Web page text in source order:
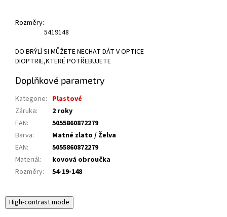
Rozměry:
5419148
DO BRÝLÍ SI MŮŽETE NECHAT DÁT V OPTICE
DIOPTRIE,KTERÉ POTŘEBUJETE
Doplňkové parametry
Kategorie: Plastové
Záruka:
2 roky
EAN:
5055860872279
Barva:
Matné zlato / Želva
EAN:
5055860872279
Materiál:
kovová obroučka
Rozměry: 54-19-148
High-contrast mode